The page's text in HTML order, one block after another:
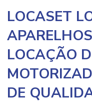
LOCASET
LOCAÇÃO
DE